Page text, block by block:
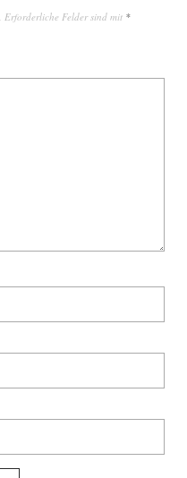
Erforderliche Felder sind mit *